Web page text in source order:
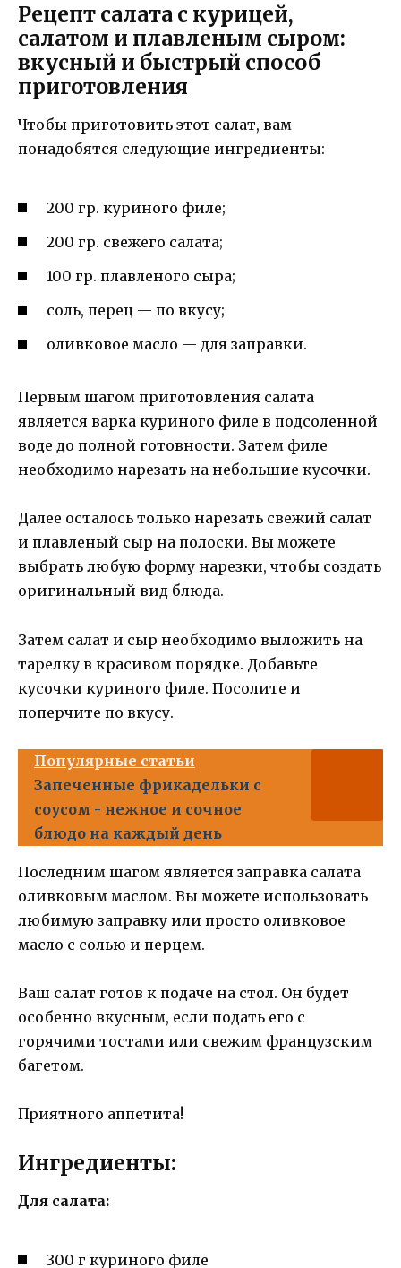
Рецепт салата с курицей,
салатом и плавленым сыром:
вкусный и быстрый способ
приготовления
Чтобы приготовить этот салат, вам
понадобятся следующие ингредиенты:
200 гр. куриного филе;
200 гр. свежего салата;
100 гр. плавленого сыра;
соль, перец — по вкусу;
оливковое масло — для заправки.
Первым шагом приготовления салата
является варка куриного филе в подсоленной
воде до полной готовности. Затем филе
необходимо нарезать на небольшие кусочки.
Далее осталось только нарезать свежий салат
и плавленый сыр на полоски. Вы можете
выбрать любую форму нарезки, чтобы создать
оригинальный вид блюда.
Затем салат и сыр необходимо выложить на
тарелку в красивом порядке. Добавьте
кусочки куриного филе. Посолите и
поперчите по вкусу.
Популярные статьи
Запеченные фрикадельки с
соусом - нежное и сочное
блюдо на каждый день
Последним шагом является заправка салата
оливковым маслом. Вы можете использовать
любимую заправку или просто оливковое
масло с солью и перцем.
Ваш салат готов к подаче на стол. Он будет
особенно вкусным, если подать его с
горячими тостами или свежим французским
багетом.
Приятного аппетита!
Ингредиенты:
Для салата:
300 г куриного филе